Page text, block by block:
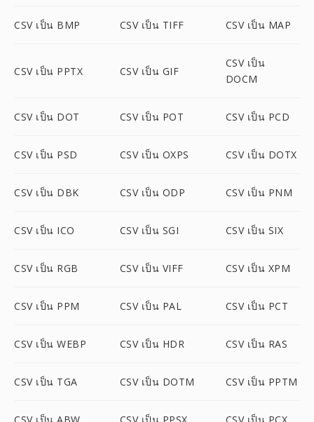
CSV เป็น BMP CSV เป็น TIFF CSV เป็น MAP
CSV เป็น PPTX CSV เป็น GIF
CSV เป็น
DOCM
CSV เป็น DOT CSV เป็น POT CSV เป็น PCD
CSV เป็น PSD CSV เป็น OXPS CSV เป็น DOTX
CSV เป็น DBK CSV เป็น ODP CSV เป็น PNM
CSV เป็น ICO CSV เป็น SGI CSV เป็น SIX
CSV เป็น RGB CSV เป็น VIFF CSV เป็น XPM
CSV เป็น PPM CSV เป็น PAL CSV เป็น PCT
CSV เป็น WEBP CSV เป็น HDR CSV เป็น RAS
CSV เป็น TGA CSV เป็น DOTM CSV เป็น PPTM